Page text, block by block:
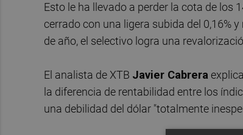
Esto le ha llevado a perder la cota de los
cerrado con una ligera subida del 0,16%
de año, el selectivo logra una
El analista de XTB Javier Cabrera
la diferencia de rentabilidad entre los
una debilidad del dólar "totalmente